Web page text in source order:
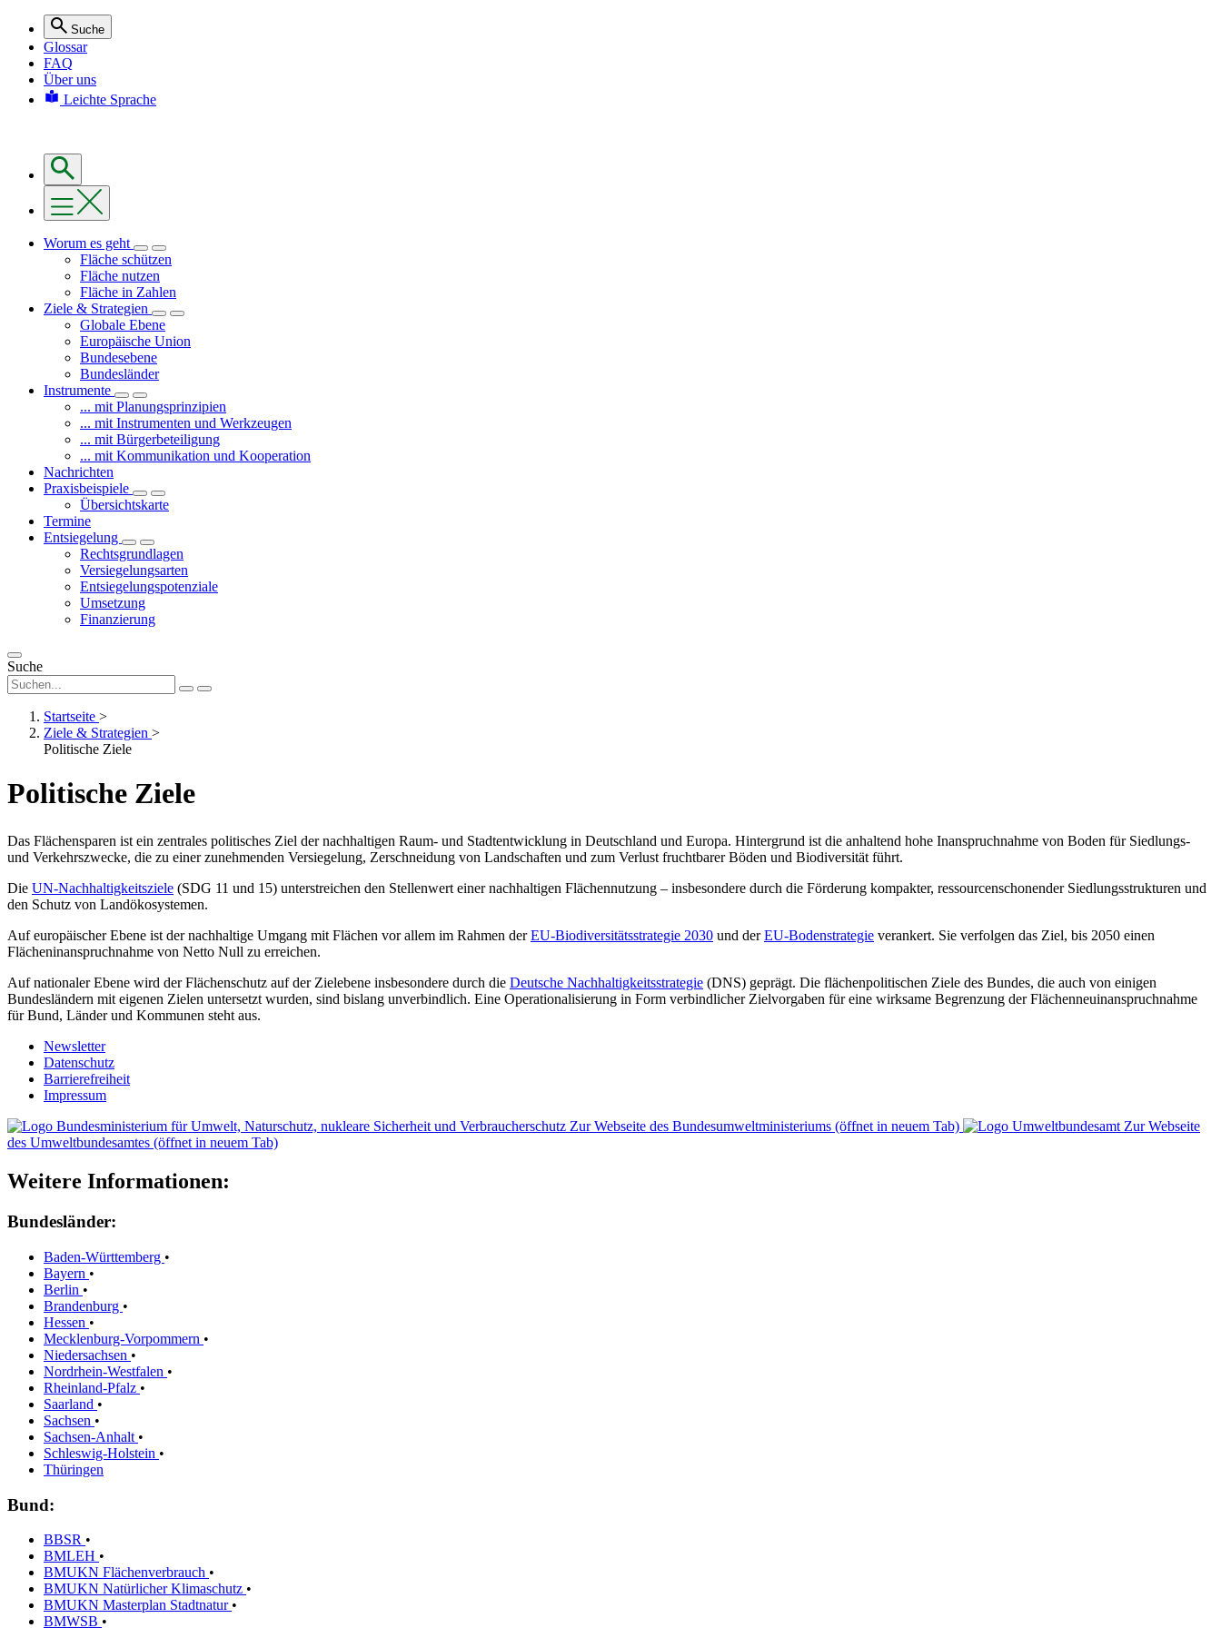
Suche
Glossar
FAQ
Über uns
Leichte Sprache
Worum es geht
Fläche schützen
Fläche nutzen
Fläche in Zahlen
Ziele & Strategien
Globale Ebene
Europäische Union
Bundesebene
Bundesländer
Instrumente
... mit Planungsprinzipien
... mit Instrumenten und Werkzeugen
... mit Bürgerbeteiligung
... mit Kommunikation und Kooperation
Nachrichten
Praxisbeispiele
Übersichtskarte
Termine
Entsiegelung
Rechtsgrundlagen
Versiegelungsarten
Entsiegelungspotenziale
Umsetzung
Finanzierung
Suche
Startseite >
Ziele & Strategien >
Politische Ziele
Politische Ziele
Das Flächensparen ist ein zentrales politisches Ziel der nachhaltigen Raum- und Stadtentwicklung in Deutschland und Europa. Hintergrund ist die anhaltend hohe Inanspruchnahme von Boden für Siedlungs-
und Verkehrszwecke, die zu einer zunehmenden Versiegelung, Zerschneidung von Landschaften und zum Verlust fruchtbarer Böden und Biodiversität führt.
Die UN-Nachhaltigkeitsziele (SDG 11 und 15) unterstreichen den Stellenwert einer nachhaltigen Flächennutzung – insbesondere durch die Förderung kompakter, ressourcenschonender Siedlungsstrukturen und
den Schutz von Landökosystemen.
Auf europäischer Ebene ist der nachhaltige Umgang mit Flächen vor allem im Rahmen derEU-Biodiversitätsstrategie 2030 und derEU-Bodenstrategie verankert. Sie verfolgen das Ziel, bis 2050 einen
Flächeninanspruchnahme von Netto Null zu erreichen.
Auf nationaler Ebene wird der Flächenschutz auf der Zielebene insbesondere durch die Deutsche Nachhaltigkeitsstrategie (DNS) geprägt. Die flächenpolitischen Ziele des Bundes, die auch von einigen
Bundesländern mit eigenen Zielen untersetzt wurden, sind bislang unverbindlich. Eine Operationalisierung in Form verbindlicher Zielvorgaben für eine wirksame Begrenzung der Flächenneuinanspruchnahme
für Bund, Länder und Kommunen steht aus.
Newsletter
Datenschutz
Barrierefreiheit
Impressum
Zur Webseite des Bundesumweltministeriums (öffnet in neuem Tab)
Zur Webseite
des Umweltbundesamtes (öffnet in neuem Tab)
Weitere Informationen:
Bundesländer:
Baden-Württemberg •
Bayern •
Berlin •
Brandenburg •
Hessen •
Mecklenburg-Vorpommern •
Niedersachsen •
Nordrhein-Westfalen •
Rheinland-Pfalz •
Saarland •
Sachsen •
Sachsen-Anhalt •
Schleswig-Holstein •
Thüringen
Bund:
BBSR •
BMLEH •
BMUKN Flächenverbrauch •
BMUKN Natürlicher Klimaschutz •
BMUKN Masterplan Stadtnatur •
BMWSB •